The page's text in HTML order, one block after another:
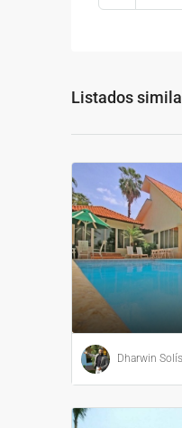
Listados
Dharwin Solís